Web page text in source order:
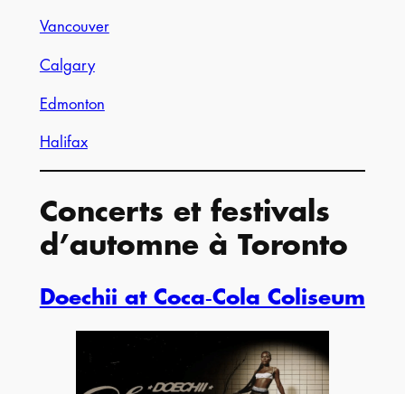
Vancouver
Calgary
Edmonton
Halifax
Concerts et festivals
d’automne à Toronto
Doechii at Coca‑Cola Coliseum